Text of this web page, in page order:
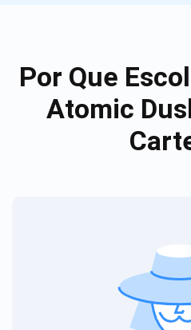
Por Que
Atomic